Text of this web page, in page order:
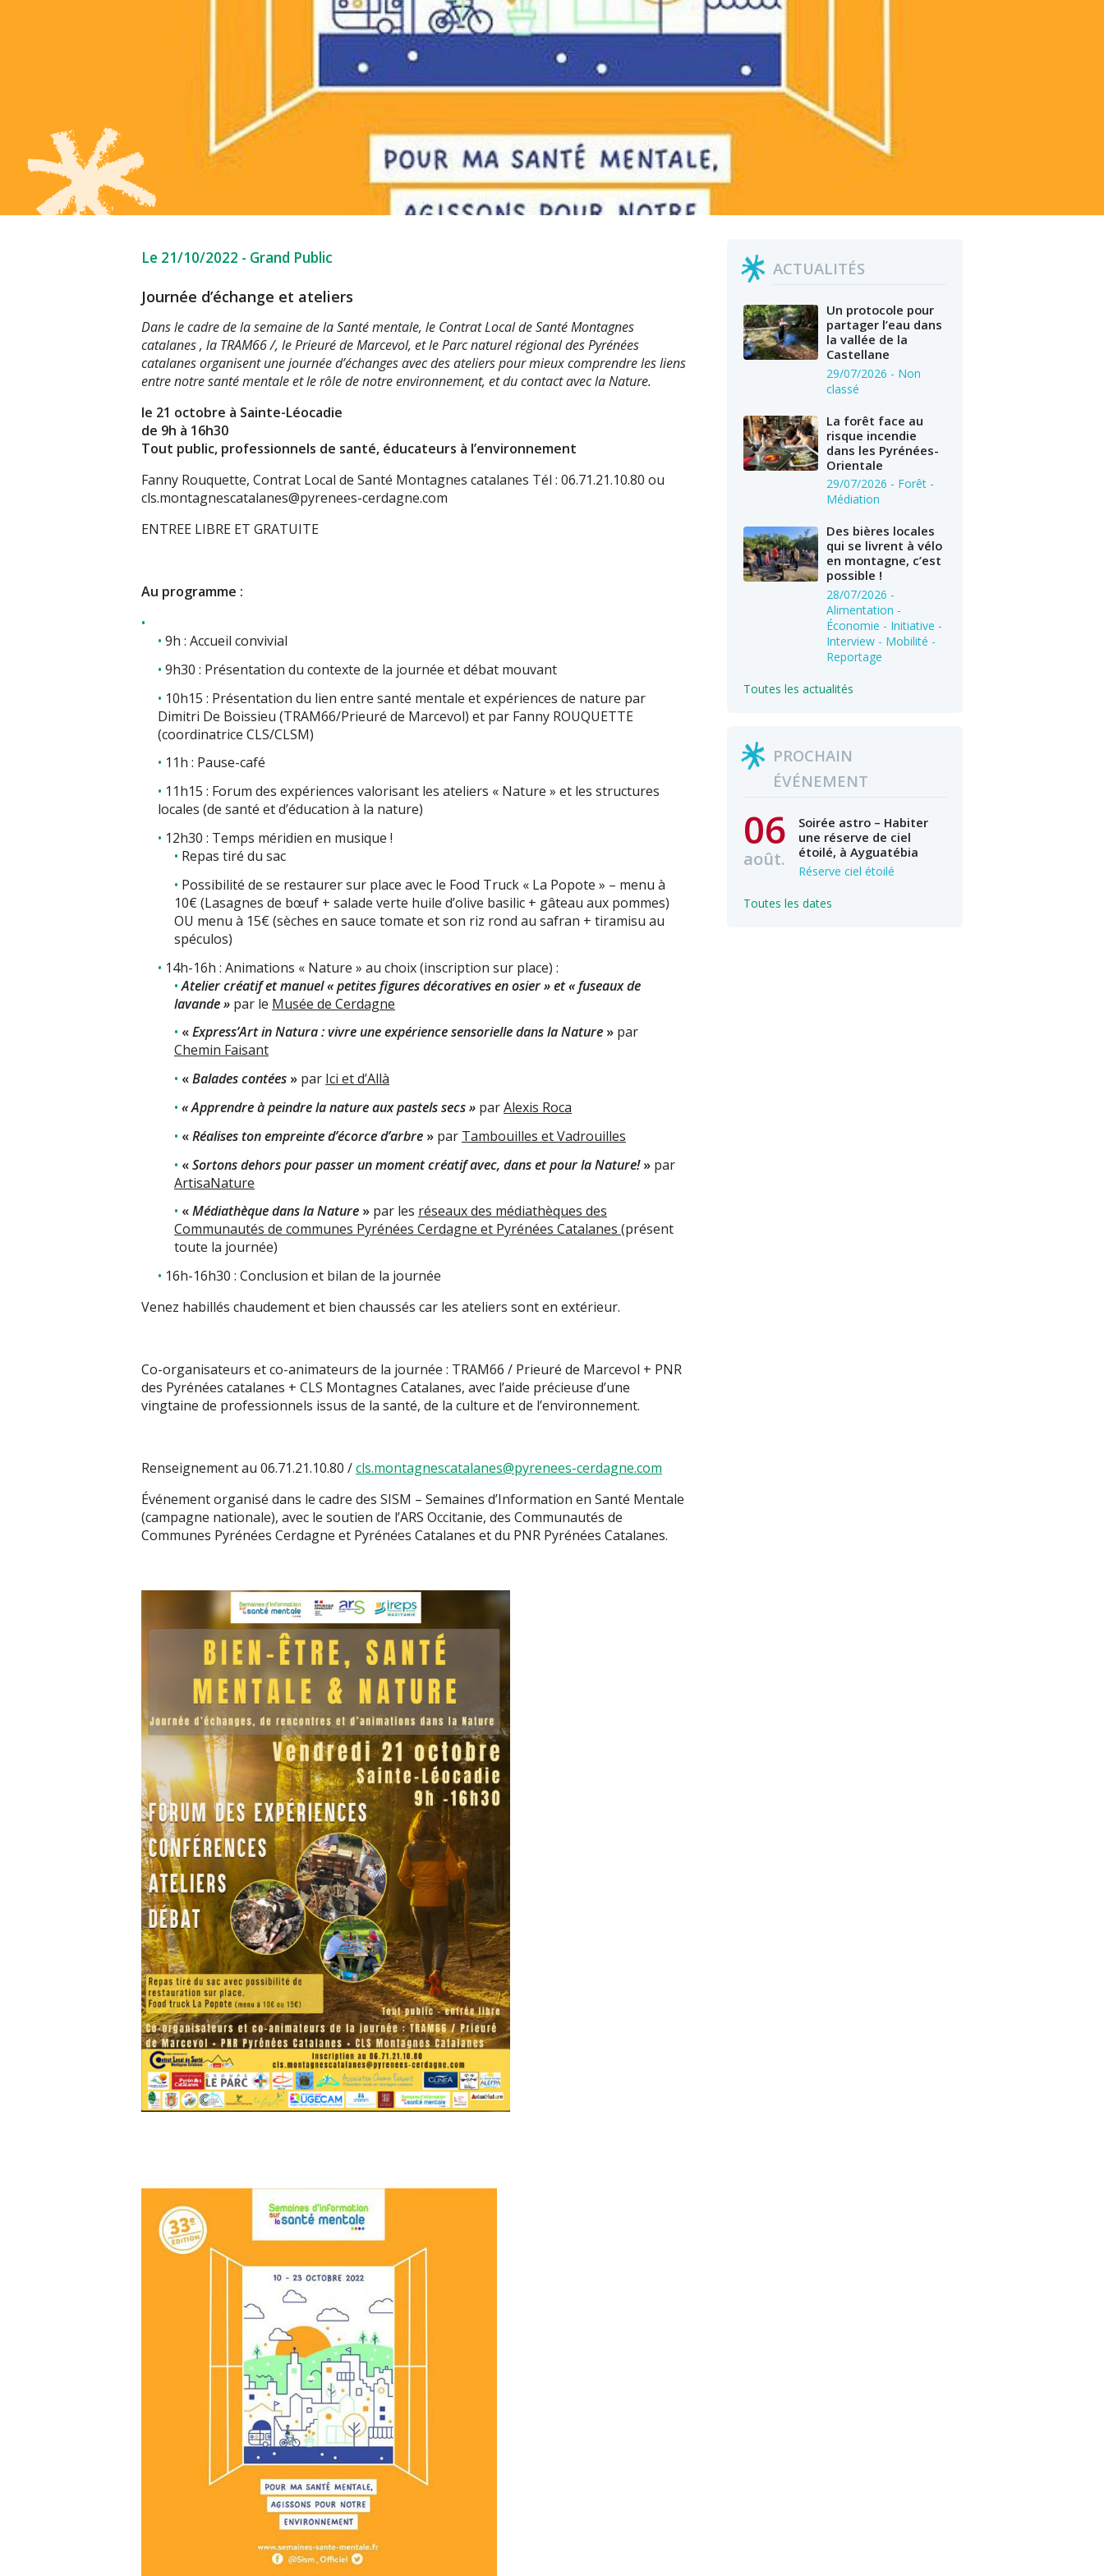
Le 21/10/2022 - Grand Public
Journée d’échange et ateliers
Dans le cadre de la semaine de la Santé mentale, le Contrat Local de Santé Montagnes
catalanes , la TRAM66 /, le Prieuré de Marcevol, et le Parc naturel régional des Pyrénées
catalanes organisent une journée d’échanges avec des ateliers pour mieux comprendre les liens
entre notre santé mentale et le rôle de notre environnement, et du contact avec la Nature.
le 21 octobre à Sainte-Léocadie
de 9h à 16h30
Tout public, professionnels de santé, éducateurs à l’environnement
Fanny Rouquette, Contrat Local de Santé Montagnes catalanes Tél : 06.71.21.10.80 ou
cls.montagnescatalanes@pyrenees-cerdagne.com
ENTREE LIBRE ET GRATUITE
Au programme :
9h : Accueil convivial
9h30 : Présentation du contexte de la journée et débat mouvant
10h15 : Présentation du lien entre santé mentale et expériences de nature par
Dimitri De Boissieu (TRAM66/Prieuré de Marcevol) et par Fanny ROUQUETTE
(coordinatrice CLS/CLSM)
11h : Pause-café
11h15 : Forum des expériences valorisant les ateliers « Nature » et les structures
locales (de santé et d’éducation à la nature)
12h30 : Temps méridien en musique !
Repas tiré du sac
Possibilité de se restaurer sur place avec le Food Truck « La Popote » – menu à
10€ (Lasagnes de bœuf + salade verte huile d’olive basilic + gâteau aux pommes)
OU menu à 15€ (sèches en sauce tomate et son riz rond au safran + tiramisu au
spéculos)
14h-16h : Animations « Nature » au choix (inscription sur place) :
Atelier créatif et manuel « petites figures décoratives en osier » et « fuseaux de
lavande » par le Musée de Cerdagne
«Express’Art in Natura : vivre une expérience sensorielle dans la Nature » par
Chemin Faisant
«Balades contées » par Ici et d’Allà
« Apprendre à peindre la nature aux pastels secs » parAlexis Roca
«Réalises ton empreinte d’écorce d’arbre » par Tambouilles et Vadrouilles
«Sortons dehors pour passer un moment créatif avec, dans et pour la Nature!» par
ArtisaNature
«Médiathèque dans la Nature » par les réseaux des médiathèques des
Communautés de communes Pyrénées Cerdagne et Pyrénées Catalanes (présent
toute la journée)
16h-16h30 : Conclusion et bilan de la journée
Venez habillés chaudement et bien chaussés car les ateliers sont en extérieur.
Co-organisateurs et co-animateurs de la journée : TRAM66 / Prieuré de Marcevol + PNR
des Pyrénées catalanes + CLS Montagnes Catalanes, avec l’aide précieuse d’une
vingtaine de professionnels issus de la santé, de la culture et de l’environnement.
Renseignement au 06.71.21.10.80 /cls.montagnescatalanes@pyrenees-cerdagne.com
Événement organisé dans le cadre des SISM – Semaines d’Information en Santé Mentale
(campagne nationale), avec le soutien de l’ARS Occitanie, des Communautés de
Communes Pyrénées Cerdagne et Pyrénées Catalanes et du PNR Pyrénées Catalanes.
ACTUALITÉS
Un protocole pour
partager l’eau dans
la vallée de la
Castellane
29/07/2026 - Non
classé
La forêt face au
risque incendie
dans les Pyrénées-
Orientale
29/07/2026 - Forêt -
Médiation
Des bières locales
qui se livrent à vélo
en montagne, c’est
possible !
28/07/2026 -
Alimentation -
Économie - Initiative -
Interview - Mobilité -
Reportage
Toutes les actualités
PROCHAIN
ÉVÉNEMENT
06
août.
Soirée astro – Habiter
une réserve de ciel
étoilé, à Ayguatébia
Réserve ciel étoilé
Toutes les dates